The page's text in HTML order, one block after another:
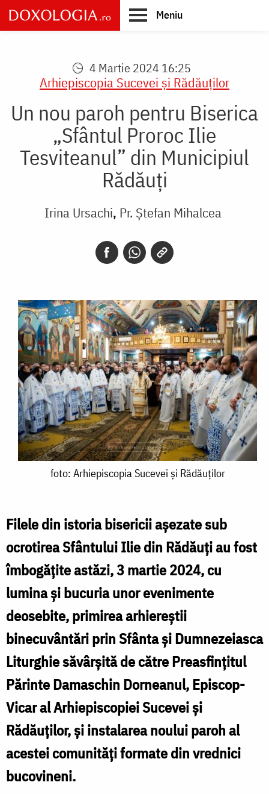
Skip
to
main
Meniu
4 Martie 2024 16:25
Arhiepiscopia Sucevei şi Rădăuţilor
Un nou paroh pentru Biserica
„Sfântul Proroc Ilie
Tesviteanul” din Municipiul
Rădăuți
Irina Ursachi Pr. Ștefan Mihalcea
și
Rădăuților
foto: Arhiepiscopia Sucevei și Rădăuților
Filele din istoria bisericii așezate sub
ocrotirea Sfântului Ilie din Rădăuți au fost
îmbogățite astăzi, 3 martie 2024, cu
lumina și bucuria unor evenimente
deosebite, primirea arhiereștii
binecuvântări prin Sfânta și Dumnezeiasca
Liturghie săvârșită de către Preasfințitul
Părinte Damaschin Dorneanul, Episcop-
Vicar al Arhiepiscopiei Sucevei și
Rădăuților, și instalarea noului paroh al
acestei comunități formate din vrednici
bucovineni.